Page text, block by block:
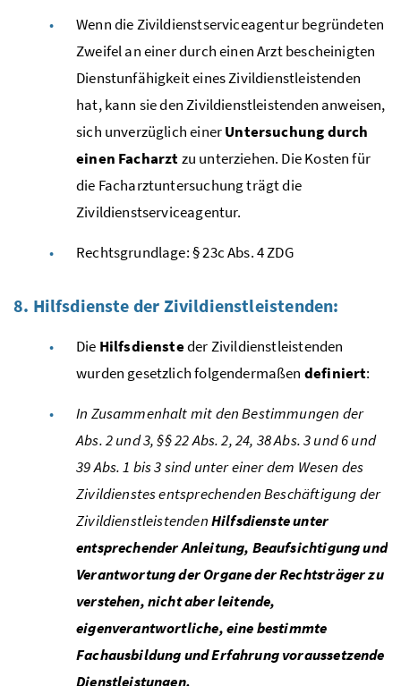
Wenn die Zivildienstserviceagentur begründeten
Zweifel an einer durch einen Arzt bescheinigten
Dienstunfähigkeit eines Zivildienstleistenden
hat, kann sie den Zivildienstleistenden anweisen,
sich unverzüglich einerUntersuchung durch
einen Facharztzu unterziehen. Die Kosten für
die Facharztuntersuchung trägt die
Zivildienstserviceagentur.
Rechtsgrundlage: § 23cAbs.4ZDG
8. Hilfsdienste der Zivildienstleistenden:
Die Hilfsdiensteder Zivildienstleistenden
wurden gesetzlich folgendermaßen definiert:
In Zusammenhalt mit den Bestimmungen der
Abs. 2 und 3, §§ 22Abs.2, 24, 38Abs.3 und 6 und
39 Abs. 1 bis 3 sind unter einer dem Wesen des
Zivildienstes entsprechenden Beschäftigung der
ZivildienstleistendenHilfsdienste unter
entsprechender Anleitung, Beaufsichtigung und
Verantwortung der Organe der Rechtsträger zu
verstehen, nicht aber leitende,
eigenverantwortliche, eine bestimmte
Fachausbildung und Erfahrung voraussetzende
Dienstleistungen.